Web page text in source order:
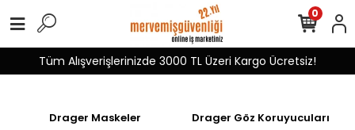
Tüm Alışverişlerinizde 3000 TL Üzeri Kargo Ücretsiz!
0
Drager Maskeler Drager Göz Koruyucuları